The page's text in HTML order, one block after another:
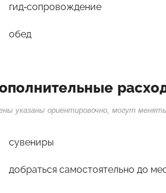
гид-сопровождение
обед
указаны ориентировочно, могут
сувениры
добраться самостоятельно до